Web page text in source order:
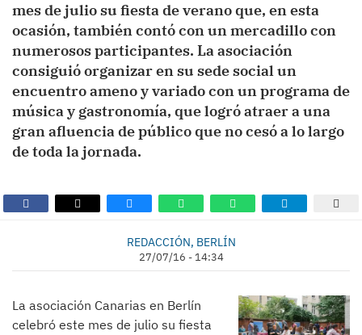
mes de julio su fiesta de verano que, en esta
ocasión, también contó con un mercadillo con
numerosos participantes. La asociación
consiguió organizar en su sede social un
encuentro ameno y variado con un programa de
música y gastronomía, que logró atraer a una
gran afluencia de público que no cesó a lo largo
de toda la jornada.
REDACCIÓN, BERLÍN
27/07/16 - 14:34
La asociación Canarias en Berlín
celebró este mes de julio su fiesta